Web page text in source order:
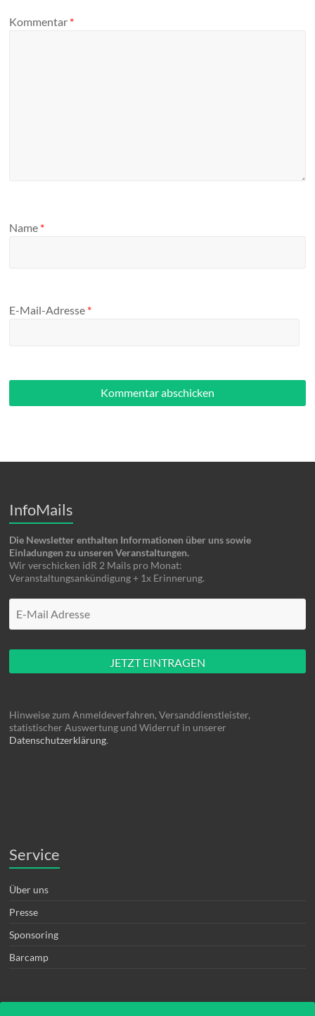
Kommentar *
Name *
E-Mail-Adresse *
InfoMails
Die Newsletter enthalten Informationen über uns sowie
Einladungen zu unseren Veranstaltungen.
Wir verschicken idR 2 Mails pro Monat:
Veranstaltungsankündigung + 1x Erinnerung.
Hinweise zum Anmeldeverfahren, Versanddienstleister,
statistischer Auswertung und Widerruf in unserer
Datenschutzerklärung.
Service
Über uns
Presse
Sponsoring
Barcamp